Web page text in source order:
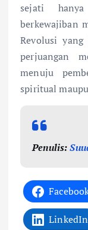
sejati
berkewajiban
Revolusi
perjuangan
menuju
spiritual
Penulis:
LinkedIn